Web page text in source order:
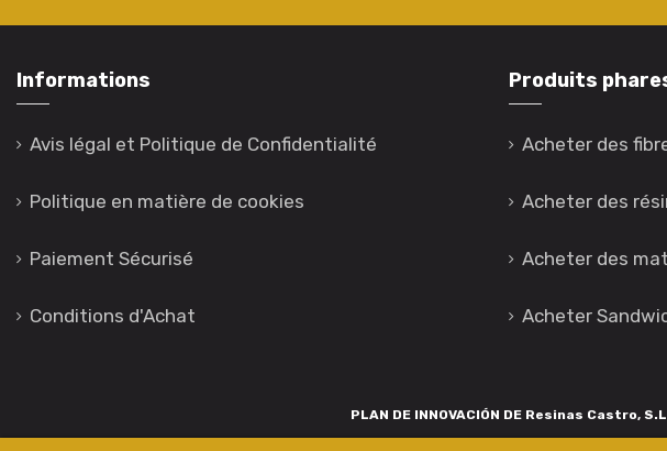
Informations
Avis légal et Politique de Confidentialité
Politique en matière de cookies
Paiement Sécurisé
Conditions d'Achat
Produits
Acheter des
Acheter des
Acheter des
Acheter
PLAN DE INNOVACIÓN DE Resinas Castro,